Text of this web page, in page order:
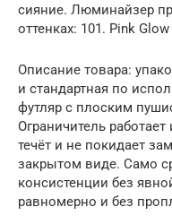
сияние. Люминайзер
оттенках: 101. Pink
Описание товара:
и стандартная по
футляр с плоским
Ограничитель
течёт и не покидает
закрытом виде. Само
консистенции без
равномерно и без